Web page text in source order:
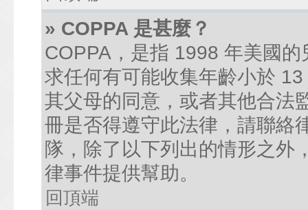
» COPPA 是甚麼？
COPPA，是指 1998 年美國
求任何有可能收集年齡小於
其父母的同意，或者其他合法
冊是否得遵守此法律，請聯絡
隊，除了以下列出的情形之外
律事件提供幫助。
回頂端